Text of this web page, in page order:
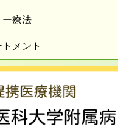
ー療法
メント